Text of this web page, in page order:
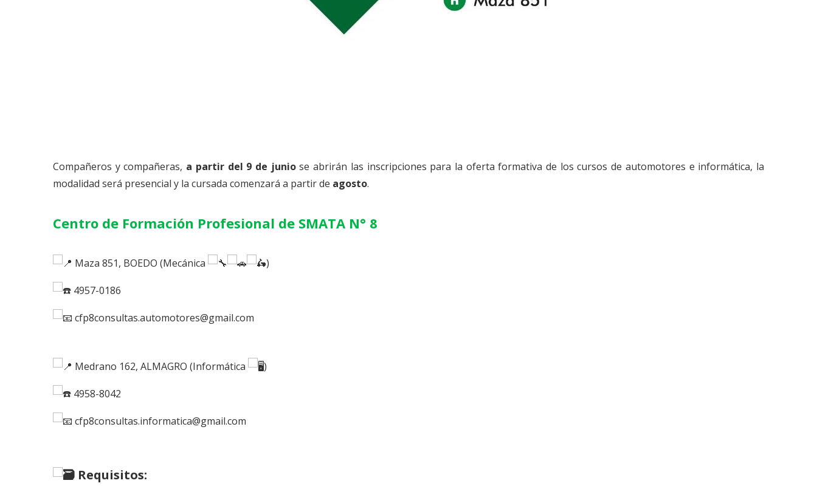
Compañeros y compañeras, a partir del 9 de juniose abrirán las inscripciones para la oferta formativa de los cursos de automotores e informática, la
modalidad será presencial y la cursada comenzará a partir de agosto.⁣⁣⁣⁣⁣⁣⁣⁣⁣⁣⁣⁣⁣⁣⁣⁣⁣⁣
Centro de Formación Profesional de SMATA N° 8
Maza 851, BOEDO (Mecánica )
4957-0186⁣⁣⁣⁣⁣
cfp8consultas.automotores@gmail.com⁣⁣⁣⁣⁣⁣⁣
Medrano 162, ALMAGRO (Informática )
4958-8042⁣⁣⁣⁣⁣
cfp8consultas.informatica@gmail.com⁣⁣⁣⁣⁣⁣⁣
Requisitos: